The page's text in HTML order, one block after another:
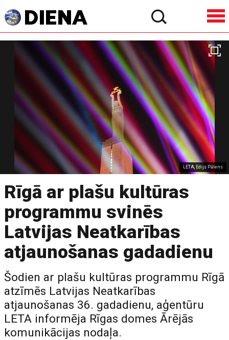
LETA, Edijs Pālens
Rīgā ar plašu kultūras
programmu svinēs
Latvijas Neatkarības
atjaunošanas gadadienu
Šodien ar plašu kultūras programmu Rīgā
atzīmēs Latvijas Neatkarības
atjaunošanas 36. gadadienu, aģentūru
LETA informēja Rīgas domes Ārējās
komunikācijas nodaļa.